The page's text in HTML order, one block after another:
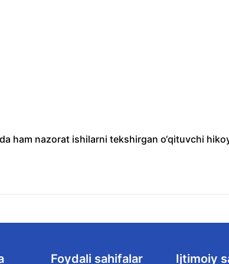
ham nazorat ishilarni tekshirgan o‘qituvchi
Foydali sahifalar Ijtimoiy